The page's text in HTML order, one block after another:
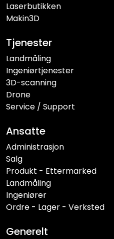
Laserbutikken
Makin3D
Tjenester
Landmåling
Ingeniørtjenester
3D-scanning
Drone
Service / Support
Ansatte
Administrasjon
Salg
Produkt - Ettermarked
Landmåling
Ingeniører
Ordre - Lager - Verksted
Generelt